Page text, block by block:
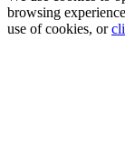
browsing
use of cookies, or